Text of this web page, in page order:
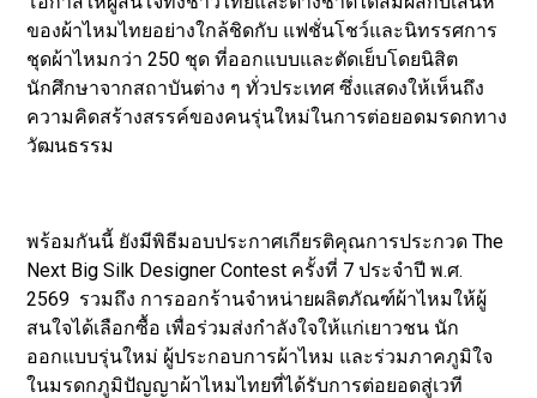
ของผ้าไหมไทยอย่างใกล้ชิดกับ แฟชั่นโชว์และนิทรรศการ
ชุดผ้าไหมกว่า 250 ชุด ที่ออกแบบและตัดเย็บโดยนิสิต
นักศึกษาจากสถาบันต่าง ๆ ทั่วประเทศ ซึ่งแสดงให้เห็นถึง
ความคิดสร้างสรรค์ของคนรุ่นใหม่ในการต่อยอดมรดกทาง
วัฒนธรรม
พร้อมกันนี้ ยังมีพิธีมอบประกาศเกียรติคุณการประกวด The
Next Big Silk Designer Contest ครั้งที่ 7 ประจำปี พ.ศ.
2569 รวมถึง การออกร้านจำหน่ายผลิตภัณฑ์ผ้าไหมให้ผู้
สนใจได้เลือกซื้อ เพื่อร่วมส่งกำลังใจให้แก่เยาวชน นัก
ออกแบบรุ่นใหม่ ผู้ประกอบการผ้าไหม และร่วมภาคภูมิใจ
ในมรดกภูมิปัญญาผ้าไหมไทยที่ได้รับการต่อยอดสู่เวที